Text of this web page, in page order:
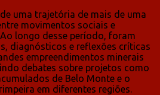
uma trajetória de mais de uma
movimentos sociais e
longo desse período, foram
diagnósticos e reflexões críticas
empreendimentos minerais
debates sobre projetos como
de Belo Monte e o
em diferentes regiões.